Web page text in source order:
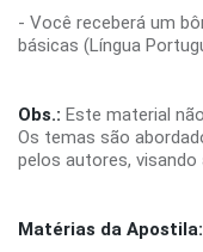
- Você receberá um
básicas (Língua
Obs.: Este material
Os temas são
pelos autores, visando
Matérias da Apostila: